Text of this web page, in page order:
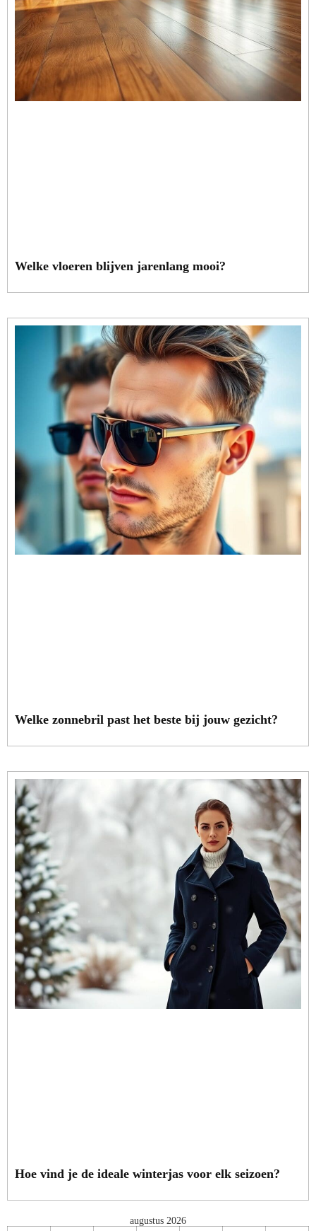
Welke vloeren blijven jarenlang mooi?
Welke zonnebril past het beste bij jouw gezicht?
Hoe vind je de ideale winterjas voor elk seizoen?
augustus 2026